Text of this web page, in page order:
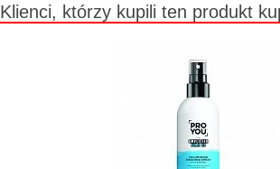
Klienci, którzy kupili ten produkt